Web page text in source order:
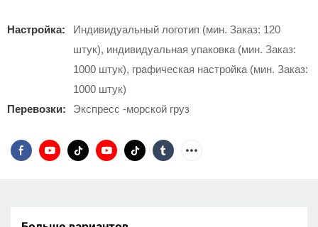
Настройка:
Индивидуальный логотип (мин. Заказ: 120
штук), индивидуальная упаковка (мин. Заказ:
1000 штук), графическая настройка (мин. Заказ:
1000 штук)
Перевозки:
Экспресс -морской груз